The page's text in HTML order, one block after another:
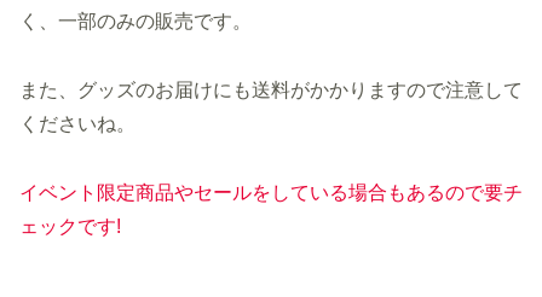
く、一部のみの販売です。
また、グッズのお届けにも送料がかかりますので注意して
くださいね。
イベント限定商品やセールをしている場合もあるので要チ
ェックです!